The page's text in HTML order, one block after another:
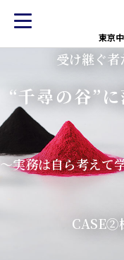
東京
受け継ぐ
“千尋の谷”
～実務は自ら考えて
CASE②